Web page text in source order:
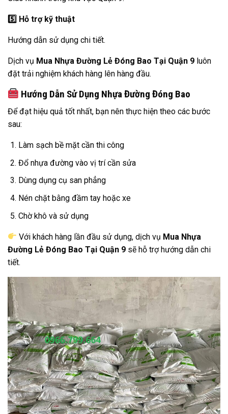
5️ Hỗ trợ kỹ thuật
Hướng dẫn sử dụng chi tiết.
Dịch vụ Mua Nhựa Đường Lẻ Đóng Bao Tại Quận 9 luôn
đặt trải nghiệm khách hàng lên hàng đầu.
Hướng Dẫn Sử Dụng Nhựa Đường Đóng Bao
Để đạt hiệu quả tốt nhất, bạn nên thực hiện theo các bước
sau:
Làm sạch bề mặt cần thi công
Đổ nhựa đường vào vị trí cần sửa
Dùng dụng cụ san phẳng
Nén chặt bằng đầm tay hoặc xe
Chờ khô và sử dụng
Với khách hàng lần đầu sử dụng, dịch vụ Mua Nhựa
Đường Lẻ Đóng Bao Tại Quận 9 sẽ hỗ trợ hướng dẫn chi
tiết.